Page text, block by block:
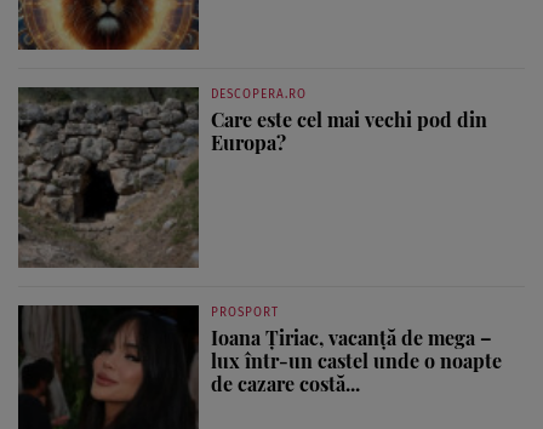
DESCOPERA.RO
Care este cel mai vechi pod din
Europa?
PROSPORT
Ioana Țiriac, vacanță de mega –
lux într-un castel unde o noapte
de cazare costă...